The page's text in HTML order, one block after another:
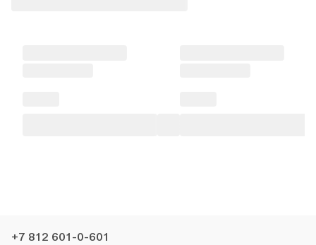
+7 812 601-0-601